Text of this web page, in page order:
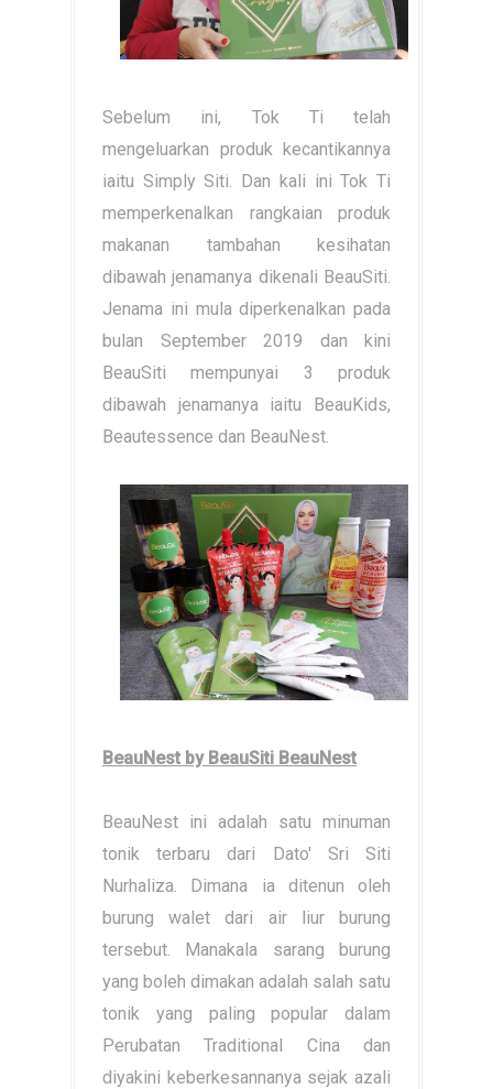
Sebelum ini, Tok Ti telah
mengeluarkan produk kecantikannya
iaitu Simply Siti. Dan kali ini Tok Ti
memperkenalkan rangkaian produk
makanan tambahan kesihatan
dibawah jenamanya dikenali BeauSiti.
Jenama ini mula diperkenalkan pada
bulan September 2019 dan kini
BeauSiti mempunyai 3 produk
dibawah jenamanya iaitu BeauKids,
Beautessence dan BeauNest.
BeauNest by BeauSiti BeauNest
BeauNest ini adalah satu minuman
tonik terbaru dari Dato' Sri Siti
Nurhaliza. Dimana ia ditenun oleh
burung walet dari air liur burung
tersebut. Manakala sarang burung
yang boleh dimakan adalah salah satu
tonik yang paling popular dalam
Perubatan Traditional Cina dan
diyakini keberkesannanya sejak azali